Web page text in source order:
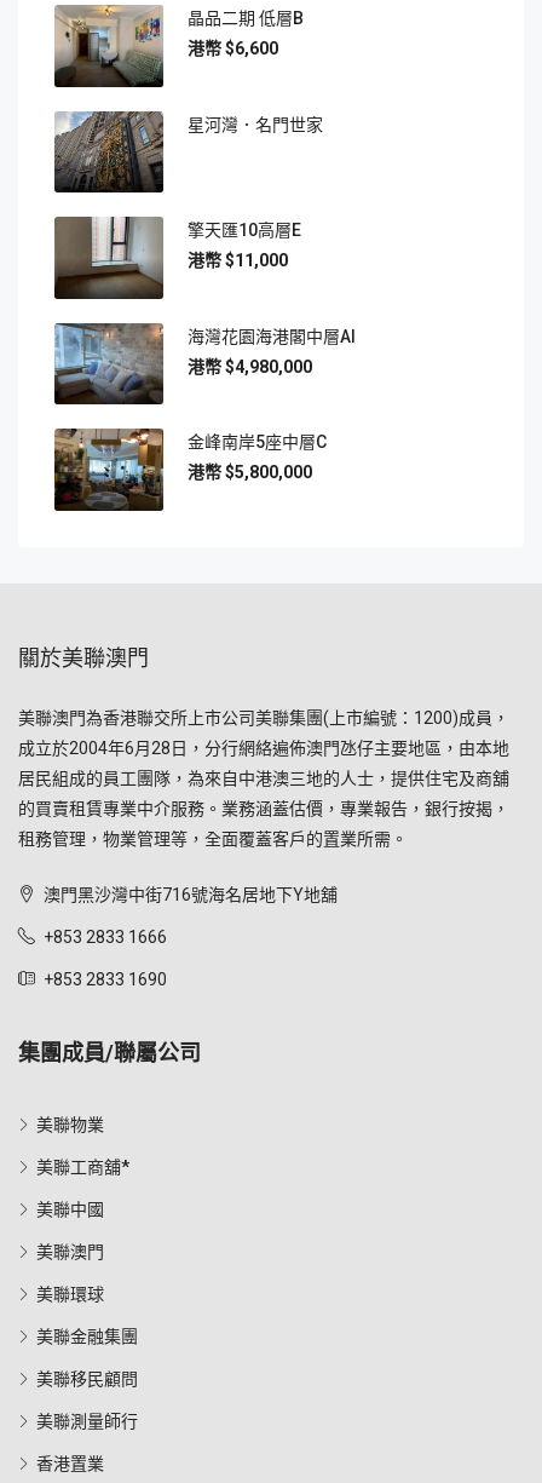
晶品二期 低層B
$6,600
星河灣．名門世家
擎天匯10高層E
$11,000
海灣花園海港閣中層AI
$4,980,000
金峰南岸5座中層C
$5,800,000
關於美聯澳門
美聯澳門為香港聯交所上市公司美聯集團(上市編號：1200)成員，
成立於2004年6月28日，分行網絡遍佈澳門氹仔主要地區，由本地
居民組成的員工團隊，為來自中港澳三地的人士，提供住宅及商舖
的買賣租賃專業中介服務。業務涵蓋估價，專業報告，銀行按揭，
租務管理，物業管理等，全面覆蓋客戶的置業所需。
澳門黑沙灣中街716號海名居地下Y地舖
+853 2833 1666
+853 2833 1690
集團成員/聯屬公司
美聯物業
美聯工商舖*
美聯中國
美聯澳門
美聯環球
美聯金融集團
美聯移民顧問
美聯測量師行
香港置業